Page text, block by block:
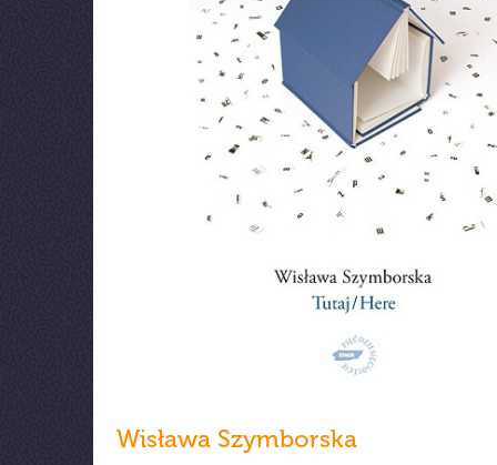
Wisława Szymborska